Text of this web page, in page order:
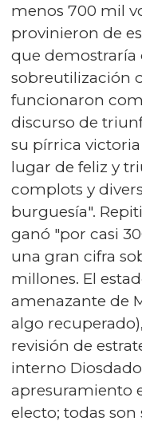
menos 700 mil
provinieron de
que demostraría
sobreutilización
funcionaron
discurso de
su pírrica
lugar de feliz y
complots y
burguesía".
ganó "por casi
una gran cifra
millones. El
amenazante de
algo
revisión de
interno
apresuramiento
electo; todas son